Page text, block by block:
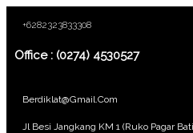
+6282323833308
Office : (0274) 4530527
Berdiklat@gmail.com
Jl Besi Jangkang KM 1 (Ruko Pagar